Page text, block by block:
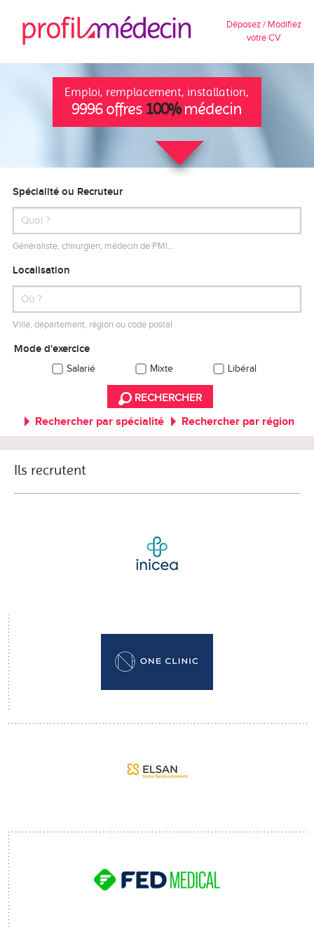
Déposez / Modifiez
votre CV
Emploi, remplacement, installation,
9996 offres 100%médecin
Spécialité ou Recruteur
Généraliste, chirurgien, médecin de PMI…
Localisation
Ville, département, région ou code postal
Mode d'exercice
Salarié Mixte Libéral
RECHERCHER
Rechercher par spécialité Rechercher par région
Ils recrutent